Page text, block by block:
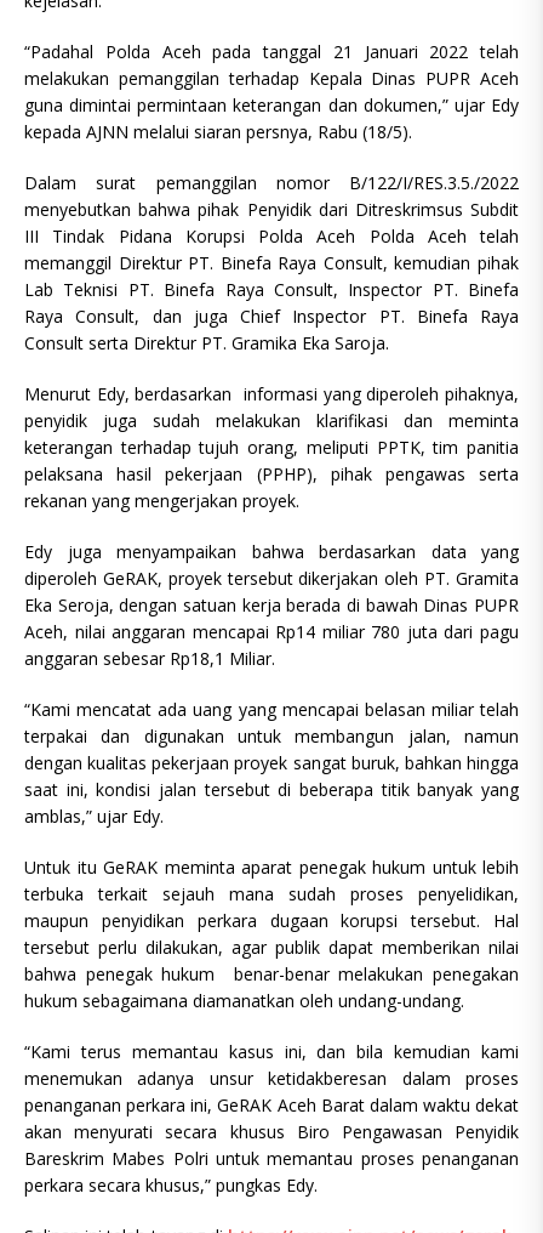
“Padahal Polda Aceh pada tanggal 21 Januari 2022 telah
melakukan pemanggilan terhadap Kepala Dinas PUPR Aceh
guna dimintai permintaan keterangan dan dokumen,” ujar Edy
kepada AJNN melalui siaran persnya, Rabu (18/5).
Dalam surat pemanggilan nomor B/122/I/RES.3.5./2022
menyebutkan bahwa pihak Penyidik dari Ditreskrimsus Subdit
III Tindak Pidana Korupsi Polda Aceh Polda Aceh telah
memanggil Direktur PT. Binefa Raya Consult, kemudian pihak
Lab Teknisi PT. Binefa Raya Consult, Inspector PT. Binefa
Raya Consult, dan juga Chief Inspector PT. Binefa Raya
Consult serta Direktur PT. Gramika Eka Saroja.
Menurut Edy, berdasarkan informasi yang diperoleh pihaknya,
penyidik juga sudah melakukan klarifikasi dan meminta
keterangan terhadap tujuh orang, meliputi PPTK, tim panitia
pelaksana hasil pekerjaan (PPHP), pihak pengawas serta
rekanan yang mengerjakan proyek.
Edy juga menyampaikan bahwa berdasarkan data yang
diperoleh GeRAK, proyek tersebut dikerjakan oleh PT. Gramita
Eka Seroja, dengan satuan kerja berada di bawah Dinas PUPR
Aceh, nilai anggaran mencapai Rp14 miliar 780 juta dari pagu
anggaran sebesar Rp18,1 Miliar.
“Kami mencatat ada uang yang mencapai belasan miliar telah
terpakai dan digunakan untuk membangun jalan, namun
dengan kualitas pekerjaan proyek sangat buruk, bahkan hingga
saat ini, kondisi jalan tersebut di beberapa titik banyak yang
amblas,” ujar Edy.
Untuk itu GeRAK meminta aparat penegak hukum untuk lebih
terbuka terkait sejauh mana sudah proses penyelidikan,
maupun penyidikan perkara dugaan korupsi tersebut. Hal
tersebut perlu dilakukan, agar publik dapat memberikan nilai
bahwa penegak hukum benar-benar melakukan penegakan
hukum sebagaimana diamanatkan oleh undang-undang.
“Kami terus memantau kasus ini, dan bila kemudian kami
menemukan adanya unsur ketidakberesan dalam proses
penanganan perkara ini, GeRAK Aceh Barat dalam waktu dekat
akan menyurati secara khusus Biro Pengawasan Penyidik
Bareskrim Mabes Polri untuk memantau proses penanganan
perkara secara khusus,” pungkas Edy.